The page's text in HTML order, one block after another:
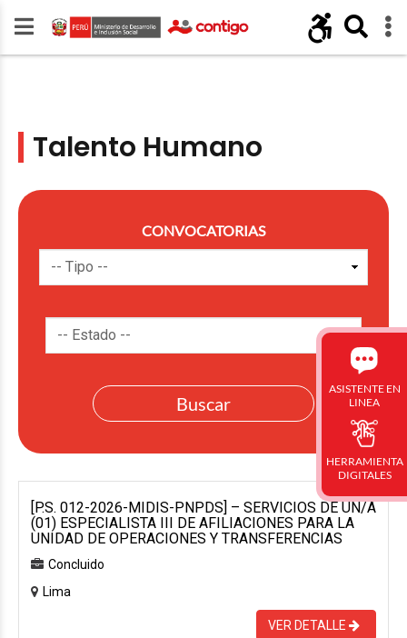
Talento Humano
CONVOCATORIAS
[P.S. 012-2026-MIDIS-PNPDS] – SERVICIOS DE UN/A
(01) ESPECIALISTA III DE AFILIACIONES PARA LA
UNIDAD DE OPERACIONES Y TRANSFERENCIAS
Concluido
Lima
VER DETALLE
ASISTENTE EN
LINEA
HERRAMIENTA
DIGITALES